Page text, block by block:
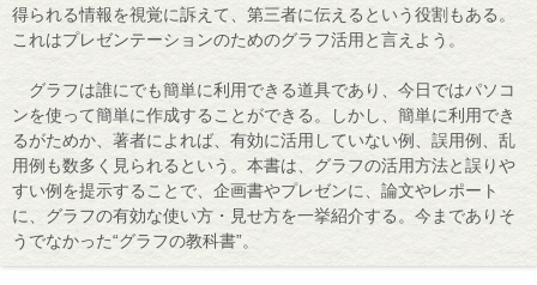
得られる情報を視覚に訴えて、第三者に伝えるという役割もある。
これはプレゼンテーションのためのグラフ活用と言えよう。
グラフは誰にでも簡単に利用できる道具であり、今日ではパソコ
ンを使って簡単に作成することができる。しかし、簡単に利用でき
るがためか、著者によれば、有効に活用していない例、誤用例、乱
用例も数多く見られるという。本書は、グラフの活用方法と誤りや
すい例を提示することで、企画書やプレゼンに、論文やレポート
に、グラフの有効な使い方・見せ方を一挙紹介する。今までありそ
うでなかった“グラフの教科書”。